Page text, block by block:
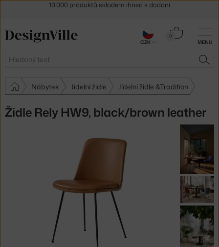
MENU
Hledat
0
Košík
Nábytek Jídelní židle Jídelní židle &Tradition
Židle Rely HW9, black/brown leather
30 dní na vrácení zboží
CZK